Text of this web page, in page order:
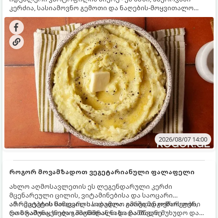
კერძია, სასიამოვნო გემოთი და ნაღების-მოყვითალო
ფერით. მისი მომზადება ძალიან მარტივია, მაგრამ
არსებობს რამდენიმე საიდუმლო, რომლებიც უნდა
იცოდეთ, რომ პიურე იდეალურად გემრიელი გამოვიდეს.
2026/08/07 14:00
როგორ მოვამზადოთ ვეგეტარიანული ფალაფელი
ახლო აღმოსავლეთის ეს ლეგენდარული კერძი
მცენარეული ცილის, ვიტამინებისა და საოცარი
არომატების ნამდვილი საბადოა. გარედან ოქროსფერი
და ხრაშუნა, ხოლო შიგნიდან ნაზი და მწვანე
ამ რეცეპტის მთავარი საიდუმლო იმაში მდგომარეობს,
რომ გამოიყენება გამომშრალი და ჩამბალი მუხუდო და